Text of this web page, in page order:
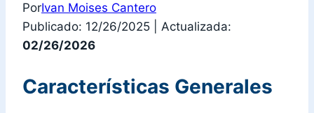
PorIvan Moises Cantero
Publicado: 12/26/2025
Actualizada:
02/26/2026
Características Generales